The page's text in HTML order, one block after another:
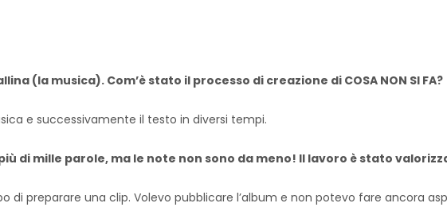
(la musica). Com’è stato il processo di creazione di COSA NON SI FA?
e successivamente il testo in diversi tempi.
di mille parole, ma le note non sono da meno! Il lavoro è stato
di preparare una clip. Volevo pubblicare l’album e non potevo fare ancora